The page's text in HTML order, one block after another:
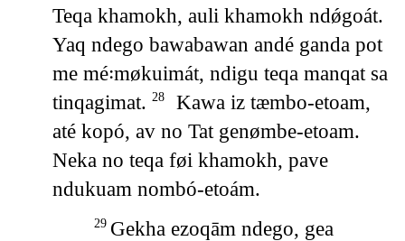
Teqa khamokh, auli khamokh ndǿgoát.
Yaq ndego bawabawan andé ganda pot
me mé꞉møkuimát, ndigu teqa manqat sa
tinqagimat. 28
Kawa iz tæmbo-etoam,
até kopó, av no Tat genømbe-etoam.
Neka no teqa føi khamokh, pave
ndukuam nombó-etoám.
29 Gekha ezoqām ndego, gea